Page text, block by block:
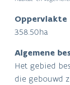
Oppervlakte
358.50ha
Algemene
Het gebied
die gebouwd